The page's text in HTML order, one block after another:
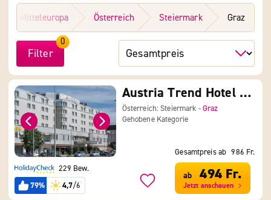
Mitteleuropa Österreich Steiermark Graz
Filter
0
Austria Trend Hotel Europa Graz
Österreich: Steiermark -Graz
Gehobene Kategorie
229 Bew.
79%
4,7/6
Gesamtpreis ab 986 Fr.
ab 494 Fr.
Jetzt anschauen